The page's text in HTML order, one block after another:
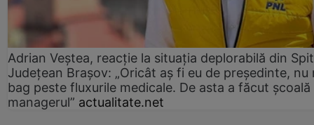
Adrian Veștea, reacție la situația deplorabilă din
Județean Brașov: „Oricât aș fi eu de președinte, nu
bag peste fluxurile medicale. De asta a făcut școală
managerul” actualitate.net